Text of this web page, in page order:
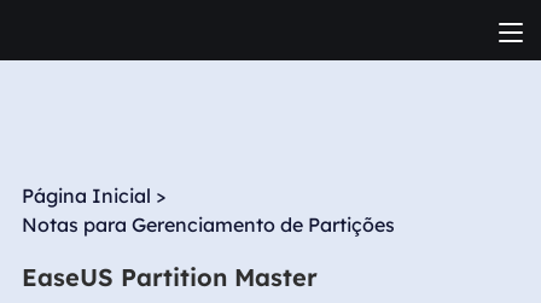
Página Inicial >
Notas para Gerenciamento de Partições
EaseUS Partition Master